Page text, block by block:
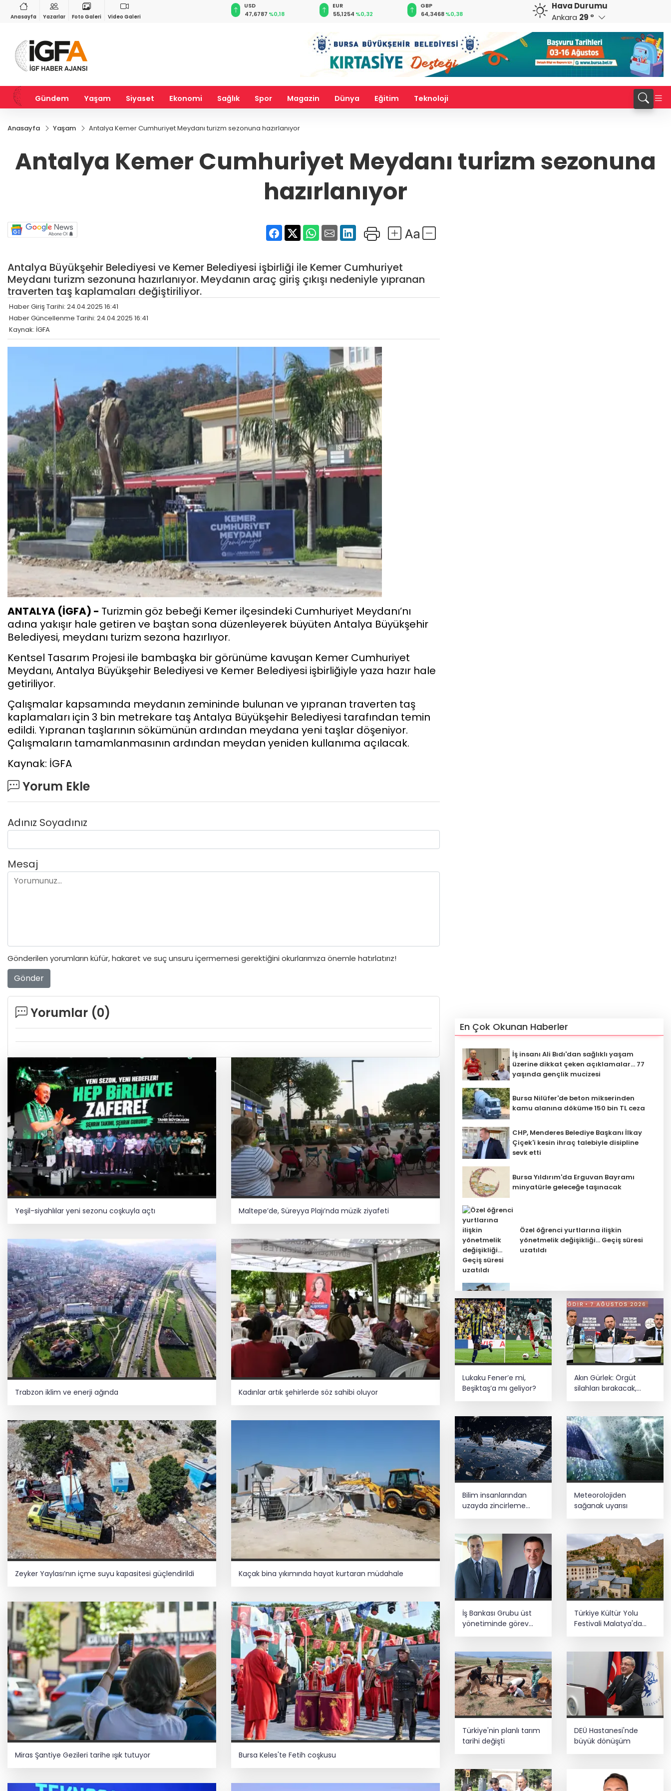
Anasayfa Yazarlar Foto Galeri Video Galeri
%2,59
BIST 100
13.779,39%-0,14
EUR
55,1254%0,32
GBP
64,3468%0,38
CHF
59,0083%0,82 %0,73
RUB
0,5822
Hava Durumu
Ankara 29 °
Gündem Yaşam Siyaset Ekonomi Sağlık Spor Magazin Dünya Eğitim Teknoloji
Anasayfa Yaşam Antalya Kemer Cumhuriyet Meydanı turizm sezonuna hazırlanıyor
Antalya Kemer Cumhuriyet Meydanı turizm sezonuna
hazırlanıyor
Antalya Büyükşehir Belediyesi ve Kemer Belediyesi işbirliği ile Kemer Cumhuriyet
Meydanı turizm sezonuna hazırlanıyor. Meydanın araç giriş çıkışı nedeniyle yıpranan
traverten taş kaplamaları değiştiriliyor.
Haber Giriş Tarihi: 24.04.2025 16:41
Haber Güncellenme Tarihi: 24.04.2025 16:41
Kaynak: İGFA
ANTALYA (İGFA) - Turizmin göz bebeği Kemer ilçesindeki Cumhuriyet Meydanı’nı
adına yakışır hale getiren ve baştan sona düzenleyerek büyüten Antalya Büyükşehir
Belediyesi, meydanı turizm sezona hazırlıyor.
Kentsel Tasarım Projesi ile bambaşka bir görünüme kavuşan Kemer Cumhuriyet
Meydanı, Antalya Büyükşehir Belediyesi ve Kemer Belediyesi işbirliğiyle yaza hazır hale
getiriliyor.
Çalışmalar kapsamında meydanın zemininde bulunan ve yıpranan traverten taş
kaplamaları için 3 bin metrekare taş Antalya Büyükşehir Belediyesi tarafından temin
edildi. Yıpranan taşlarının sökümünün ardından meydana yeni taşlar döşeniyor.
Çalışmaların tamamlanmasının ardından meydan yeniden kullanıma açılacak.
Kaynak: İGFA
Yorum Ekle
Adınız Soyadınız
Mesaj
Gönderilen yorumların küfür, hakaret ve suç unsuru içermemesi gerektiğini okurlarımıza önemle hatırlatırız!
Gönder
Yorumlar (0)
Yeşil-siyahlılar yeni sezonu coşkuyla açtı Maltepe’de, Süreyya Plajı’nda müzik ziyafeti
Trabzon iklim ve enerji ağında Kadınlar artık şehirlerde söz sahibi oluyor
Zeyker Yaylası’nın içme suyu kapasitesi güçlendirildi Kaçak bina yıkımında hayat kurtaran müdahale
Miras Şantiye Gezileri tarihe ışık tutuyor Bursa Keles'te Fetih coşkusu
En Çok Okunan Haberler
İş insanı Ali Bıdı'dan sağlıklı yaşam
üzerine dikkat çeken açıklamalar... 77
yaşında gençlik mucizesi
Bursa Nilüfer'de beton mikserinden
kamu alanına döküme 150 bin TL ceza
CHP, Menderes Belediye Başkanı İlkay
Çiçek'i kesin ihraç talebiyle disipline
sevk etti
Bursa Yıldırım'da Erguvan Bayramı
minyatürle geleceğe taşınacak
Özel öğrenci yurtlarına ilişkin
yönetmelik değişikliği... Geçiş süresi
uzatıldı
Keşan'da 177 milyon liralık yeni Hükümet
Konağı'nın temeli atıldı
Sağlık çalışanlarından ücret ve
emeklilik reformu çağrısı
Depremde hasar görmüştü... Malatya
Arkeoloji Müzesi yenilendi
zeka eğitimi
HAYAT 112 Acil 800 bin indirmeyi aştı
Lukaku Fener’e mi,
Beşiktaş’a mı geliyor?
Akın Gürlek: Örgüt
silahları bırakacak,
Bilim insanlarından
uzayda zincirleme
felaket uyarısı
Meteorolojiden
sağanak uyarısı
İş Bankası Grubu üst
yönetiminde görev
Türkiye Kültür Yolu
Festivali Malatya'da
Türkiye'nin planlı tarım
tarihi değişti
DEÜ Hastanesi'nde
büyük dönüşüm